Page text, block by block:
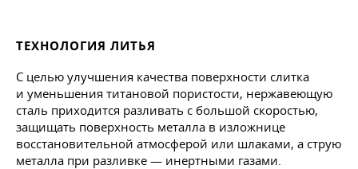
ТЕХНОЛОГИЯ ЛИТЬЯ
С целью улучшения качества поверхности слитка
и уменьшения титановой пористости, нержавеющую
сталь приходится разливать с большой скоростью,
защищать поверхность металла в изложнице
восстановительной атмосферой или шлаками, а струю
металла при разливке — инертными газами.